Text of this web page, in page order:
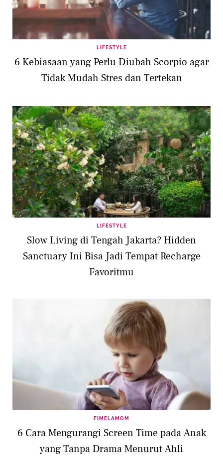
LIFESTYLE
6 Kebiasaan yang Perlu Diubah Scorpio agar
Tidak Mudah Stres dan Tertekan
LIFESTYLE
Slow Living di Tengah Jakarta? Hidden
Sanctuary Ini Bisa Jadi Tempat Recharge
Favoritmu
FIMELAMOM
6 Cara Mengurangi Screen Time pada Anak
yang Tanpa Drama Menurut Ahli